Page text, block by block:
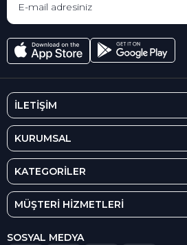
İLETİŞİM
KURUMSAL
KATEGORİLER
MÜŞTERİ HİZMETLERİ
SOSYAL MEDYA